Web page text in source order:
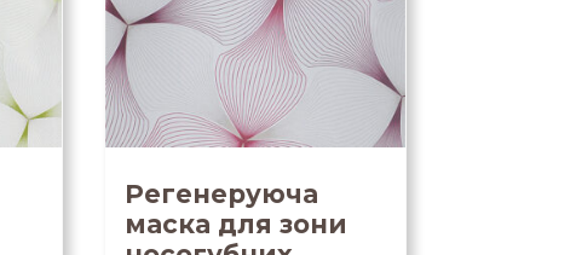
Регенеруюча
маска для зони